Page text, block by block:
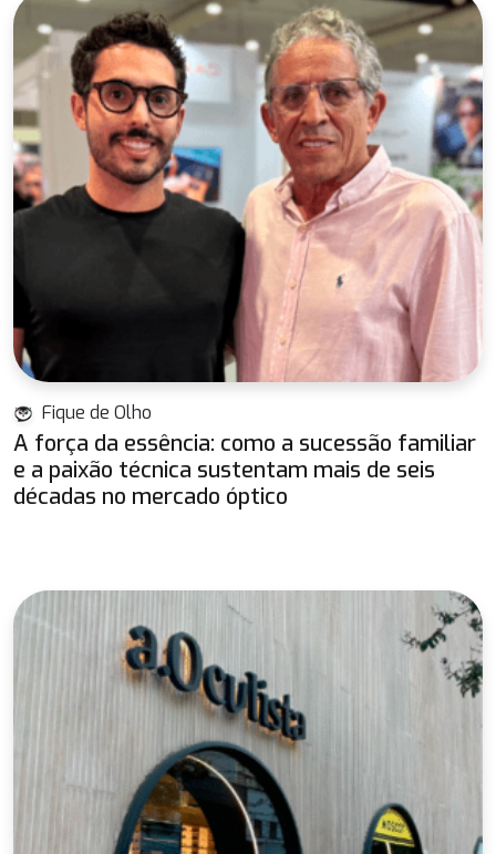
Fique de Olho
A força da essência: como a sucessão familiar
e a paixão técnica sustentam mais de seis
décadas no mercado óptico